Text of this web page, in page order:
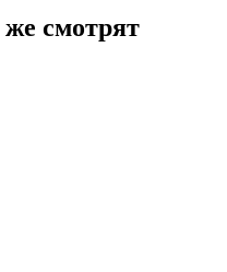
смотрят